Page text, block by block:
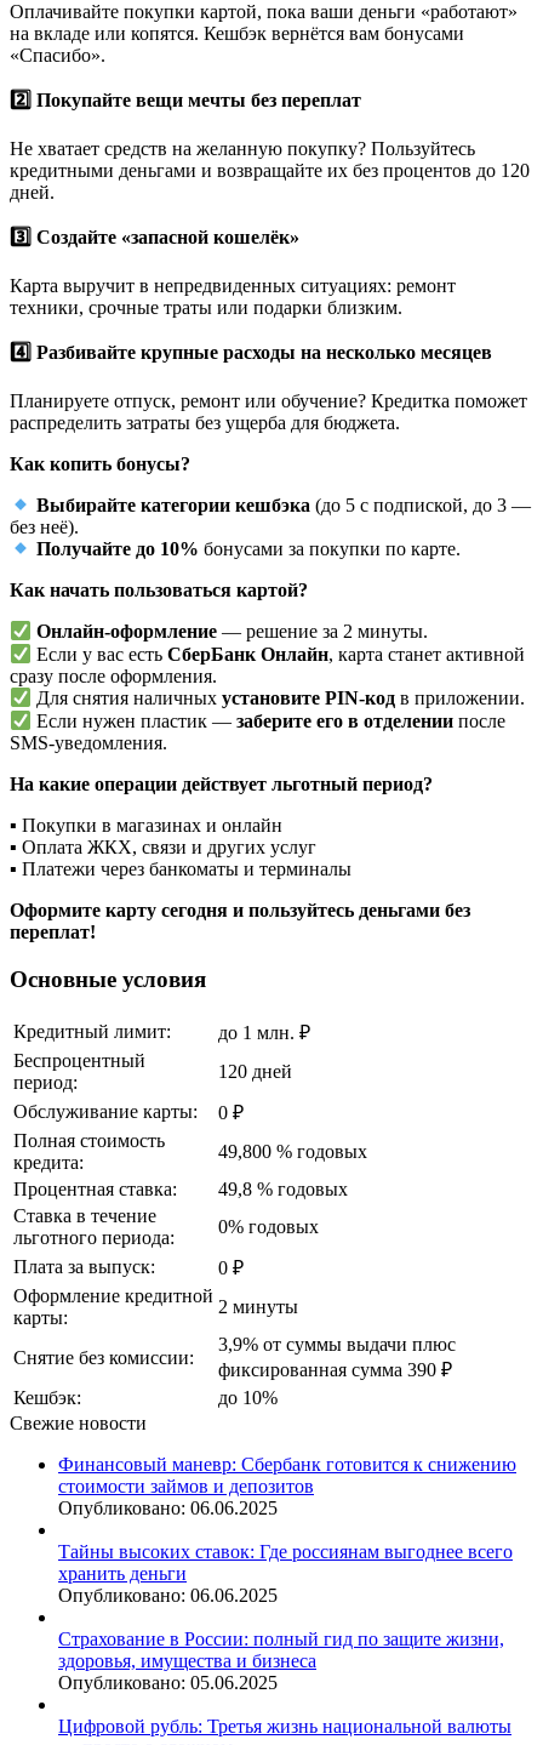
Оплачивайте покупки картой, пока ваши деньги «работают»
на вкладе или копятся. Кешбэк вернётся вам бонусами
«Спасибо».
2 Покупайте вещи мечты без переплат
Не хватает средств на желанную покупку? Пользуйтесь
кредитными деньгами и возвращайте их без процентов до 120
дней.
3 Создайте «запасной кошелёк»
Карта выручит в непредвиденных ситуациях: ремонт
техники, срочные траты или подарки близким.
4 Разбивайте крупные расходы на несколько месяцев
Планируете отпуск, ремонт или обучение? Кредитка поможет
распределить затраты без ущерба для бюджета.
Как копить бонусы?
Выбирайте категории кешбэка (до 5 с подпиской, до 3 —
без неё).
Получайте до 10% бонусами за покупки по карте.
Как начать пользоваться картой?
Онлайн-оформление — решение за 2 минуты.
Если у вас естьСберБанк Онлайн, карта станет активной
сразу после оформления.
Для снятия наличныхустановите PIN-код в приложении.
Если нужен пластик —заберите его в отделении после
SMS-уведомления.
На какие операции действует льготный период?
▪ Покупки в магазинах и онлайн
▪ Оплата ЖКХ, связи и других услуг
▪ Платежи через банкоматы и терминалы
Оформите карту сегодня и пользуйтесь деньгами без
переплат!
Основные условия
Кредитный лимит:
до 1 млн. ₽
Беспроцентный
период:
120 дней
Обслуживание карты:
0 ₽
Полная стоимость
кредита:
49,800 % годовых
Процентная ставка:
49,8 % годовых
Ставка в течение
льготного периода:
0% годовых
Плата за выпуск:
0 ₽
Оформление кредитной
карты:
2 минуты
Снятие без комиссии:
3,9% от суммы выдачи плюс
фиксированная сумма 390 ₽
Кешбэк:
до 10%
Свежие новости
Финансовый маневр: Сбербанк готовится к снижению
стоимости займов и депозитов
Опубликовано: 06.06.2025
Тайны высоких ставок: Где россиянам выгоднее всего
хранить деньги
Опубликовано: 06.06.2025
Страхование в России: полный гид по защите жизни,
здоровья, имущества и бизнеса
Опубликовано: 05.06.2025
Цифровой рубль: Третья жизнь национальной валюты